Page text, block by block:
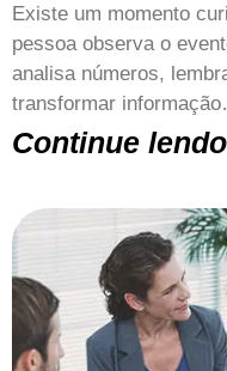
Existe um momento
pessoa observa o
analisa números,
transformar
Continue